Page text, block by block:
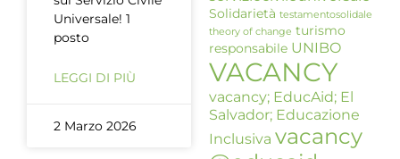
Universale! 1
posto
LEGGI DI PIÙ
2 Marzo 2026
Solidarietà testamentosolidale
theory of change turismo
responsabile UNIBO
VACANCY
vacancy; EducAid; El
Salvador; Educazione
Inclusiva vacancy